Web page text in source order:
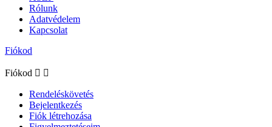
Rólunk
Adatvédelem
Kapcsolat
Fiókod
Fiókod  
Rendeléskövetés
Bejelentkezés
Fiók létrehozása